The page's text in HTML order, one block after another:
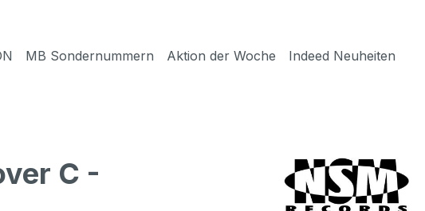
MB Sondernummern Aktion der Woche
Indeed Neuheiten
C -